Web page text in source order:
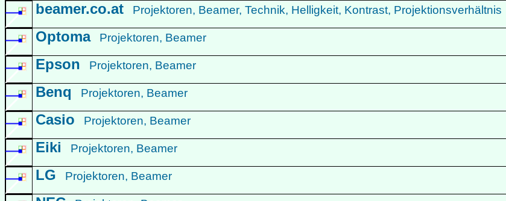
beamer.co.at Projektoren, Beamer, Technik, Helligkeit, Kontrast, Projektionsverhältnis
Optoma Projektoren, Beamer
Epson Projektoren, Beamer
Benq Projektoren, Beamer
Casio Projektoren, Beamer
Eiki Projektoren, Beamer
LG Projektoren, Beamer